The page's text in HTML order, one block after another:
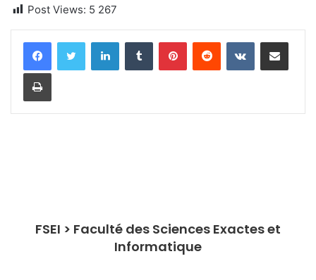
Post Views: 5 267
LinkedinTumblr PinterestReddit VKontaktePartager par email
Imprimer
FSEI > Faculté des Sciences Exactes et
Informatique